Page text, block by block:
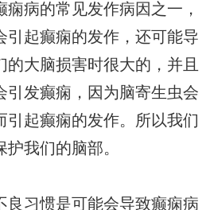
病的常见发作病因之一，
引起癫痫的发作，还可能导
大脑损害时很大的，并且
引发癫痫，因为脑寄生虫会
引起癫痫的发作。所以我们
我们的脑部。
良习惯是可能会导致癫痫病